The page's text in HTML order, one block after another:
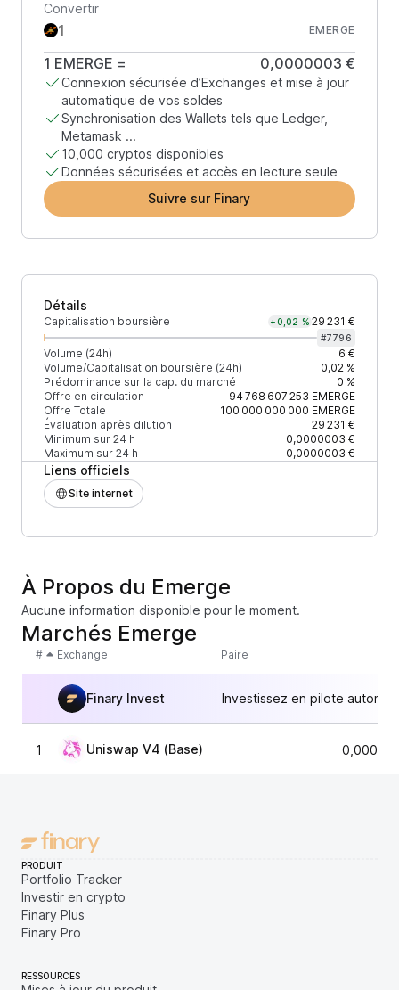
Convertir
EMERGE
1 EMERGE = 0,0000003 €
Connexion sécurisée d’Exchanges et mise à jour
automatique de vos soldes
Synchronisation des Wallets tels que Ledger,
Metamask ...
10,000 cryptos disponibles
Données sécurisées et accès en lecture seule
Suivre sur Finary
Détails
Capitalisation boursière +0,02 % 29 231 €
#7796
Volume (24h)
6 €
Volume/Capitalisation boursière (24h)
0,02 %
Prédominance sur la cap. du marché
0 %
Offre en circulation
94 768 607 253 EMERGE
Offre Totale
100 000 000 000 EMERGE
Évaluation après dilution
29 231 €
Minimum sur 24 h
0,0000003 €
Maximum sur 24 h
0,0000003 €
Liens officiels
Site internet
À Propos du Emerge
Aucune information disponible pour le moment.
Marchés Emerge
# Exchange Paire
Finary Invest Investissez en pilote
1 Uniswap V4 (Base)
PRODUIT
Portfolio Tracker
Investir en crypto
Finary Plus
Finary Pro
RESSOURCES